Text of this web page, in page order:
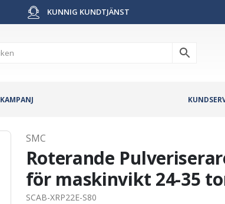
KUNNIG KUNDTJÄNST
KAMPANJ
SMC
Roterande
för maskinvikt 24-35
SCAB-XRP22E-S80